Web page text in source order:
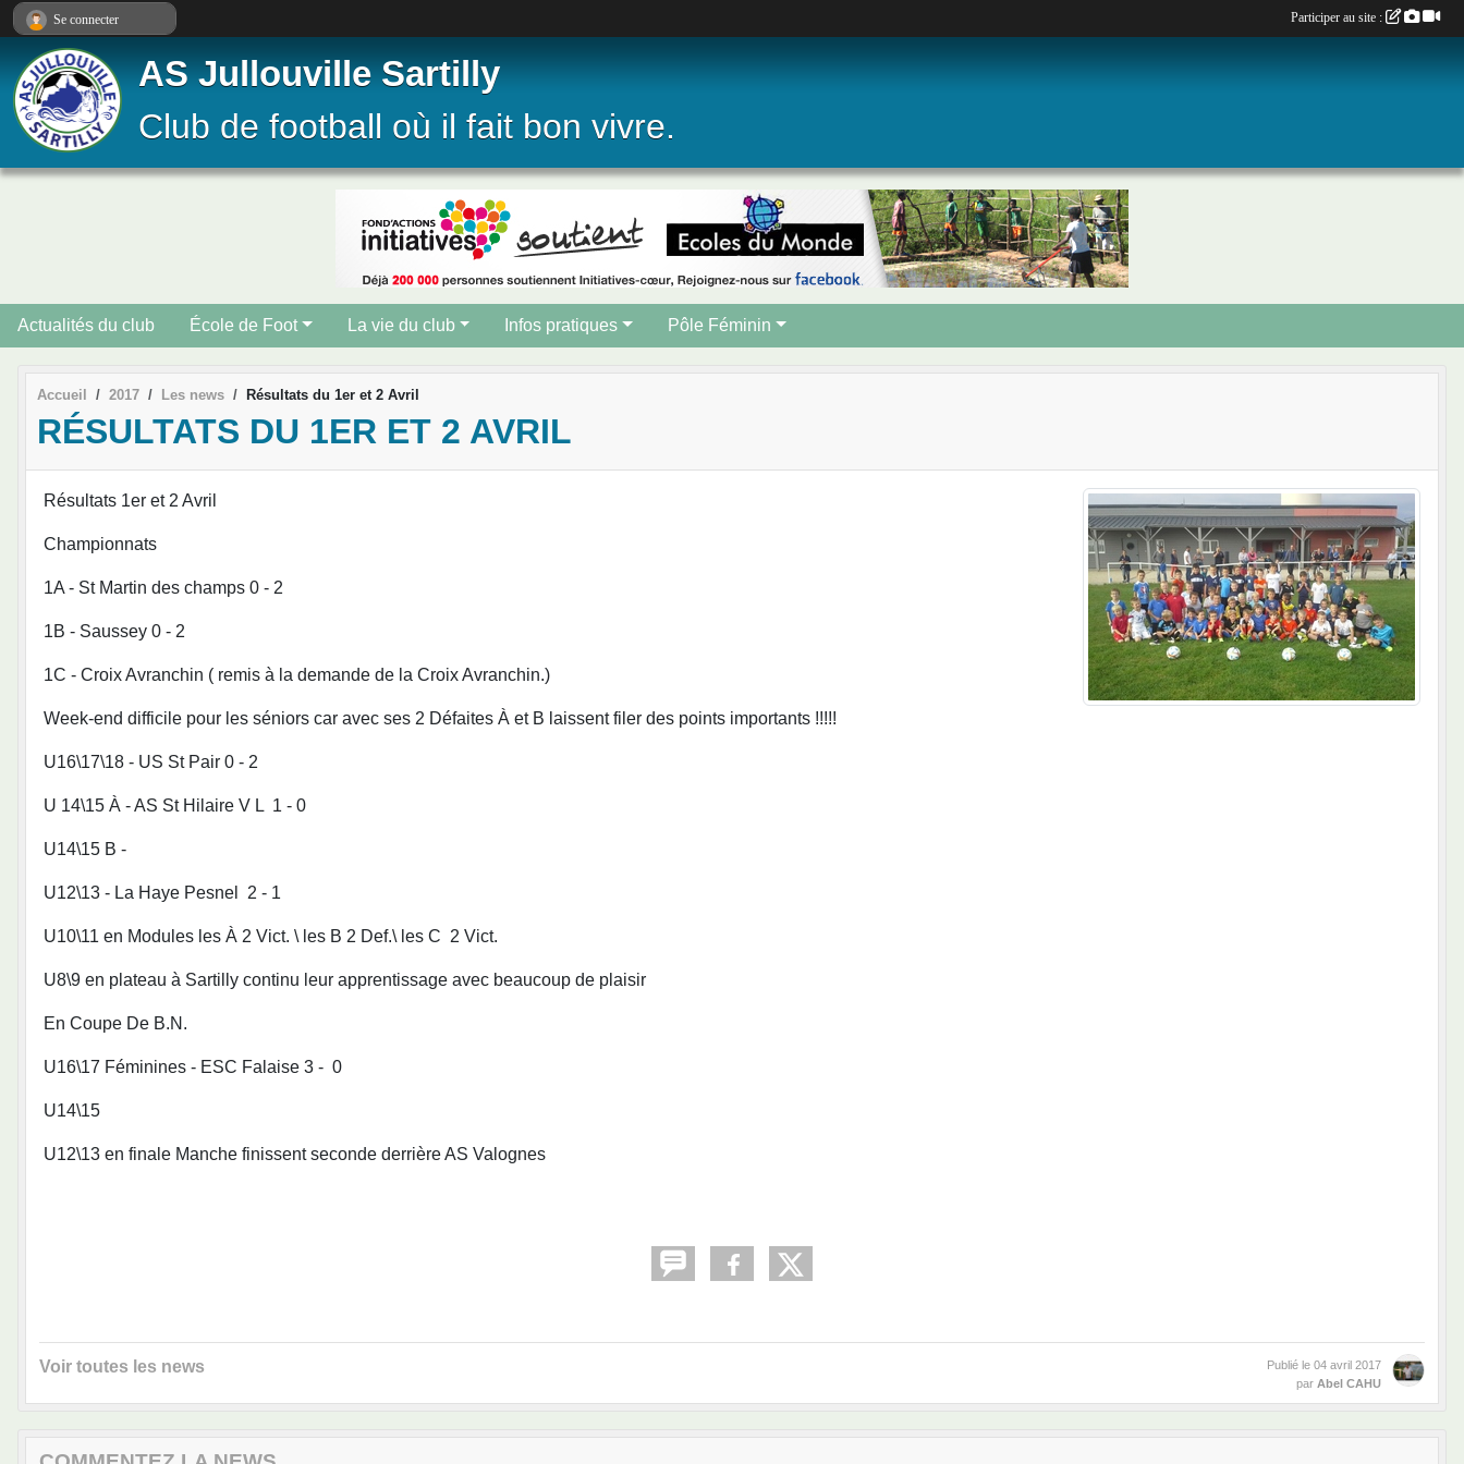
AS Jullouville Sartilly
Club de football où il fait bon vivre.
Actualités du club École de Foot La vie du club Infos pratiques Pôle Féminin
Accueil 2017 Les news Résultats du 1er et 2 Avril
RÉSULTATS DU 1ER ET 2 AVRIL
Résultats 1er et 2 Avril
Championnats
1A - St Martin des champs 0 - 2
1B - Saussey 0 - 2
1C - Croix Avranchin ( remis à la demande de la Croix Avranchin.)
Week-end difficile pour les séniors car avec ses 2 Défaites À et B laissent filer des points importants !!!!!
U16\17\18 - US St Pair 0 - 2
U 14\15 À - AS St Hilaire V L 1 - 0
U14\15 B -
U12\13 - La Haye Pesnel 2 - 1
U10\11 en Modules les À 2 Vict. \ les B 2 Def.\ les C 2 Vict.
U8\9 en plateau à Sartilly continu leur apprentissage avec beaucoup de plaisir
En Coupe De B.N.
U16\17 Féminines - ESC Falaise 3 - 0
U14\15
U12\13 en finale Manche finissent seconde derrière AS Valognes
Voir toutes les news Publié le 04 avril 2017
par Abel CAHU
Se connecter Participer au site :
Panneau de gestion des cookies